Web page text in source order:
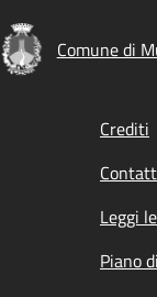
Comune di
Crediti
Leggi
Piano